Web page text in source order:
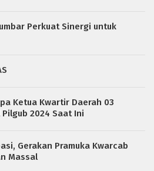
Perkuat Sinergi untuk
Ketua Kwartir Daerah 03
2024 Saat Ini
Gerakan Pramuka Kwarcab
Massal